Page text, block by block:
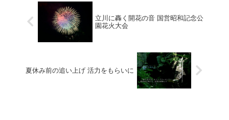
たまりません。そう、雨の日。
雨が降らない...
うな痛み。水を飲む。昨日を思
い出す...
立川に轟く開花の音 国営昭和記念公
園花火大会
夏休み前の追い上げ 活力をもらいに